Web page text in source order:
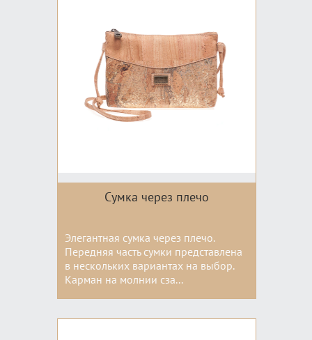
Сумка через плечо
Элегантная сумка через плечо.
Передняя часть сумки представлена
в нескольких вариантах на выбор.
Карман на молнии сза...
Цвета: